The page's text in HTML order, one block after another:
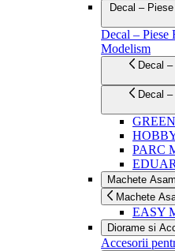
Decal –
Decal – Piese
Modelism
Decal – Piese Foto-Gravate și Zimmerit
Decal – Piese Foto-Gravate și Zimmerit
PARC
Machete
Machete
EASY
Diorame si
Accesorii